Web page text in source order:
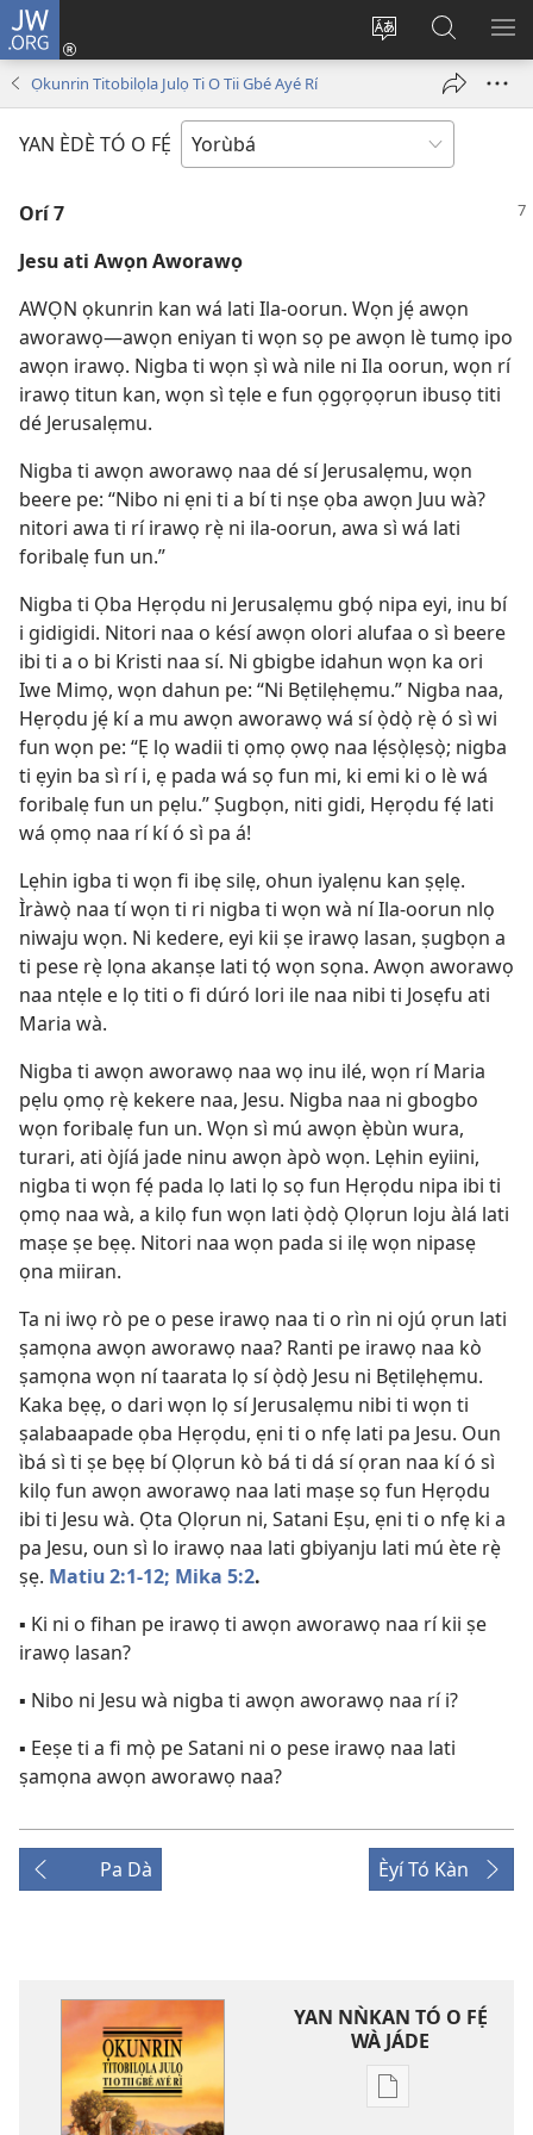
JW.ORG
Yí
pa
Wọlé
(opens
Wa
JW.ORG
Ọkunrin Titobilọla Julọ Ti O Tii Gbé Ayé Rí
YAN ÈDÈ TÓ O FẸ́
Orí 7
Jesu ati Awọn Aworawọ
AWỌN ọkunrin kan wá lati Ila-oorun. Wọn jẹ́ awọn
aworawọ—awọn eniyan ti wọn sọ pe awọn lè tumọ ipo
awọn irawọ. Nigba ti wọn ṣì wà nile ni Ila oorun, wọn rí
irawọ titun kan, wọn sì tẹle e fun ọgọrọọrun ibusọ titi
dé Jerusalẹmu.
Nigba ti awọn aworawọ naa dé sí Jerusalẹmu, wọn
beere pe: “Nibo ni ẹni ti a bí ti nṣe ọba awọn Juu wà?
nitori awa ti rí irawọ rẹ̀ ni ila-oorun, awa sì wá lati
foribalẹ fun un.”
Nigba ti Ọba Hẹrọdu ni Jerusalẹmu gbọ́ nipa eyi, inu bí
i gidigidi. Nitori naa o késí awọn olori alufaa o sì beere
ibi ti a o bi Kristi naa sí. Ni gbigbe idahun wọn ka ori
Iwe Mimọ, wọn dahun pe: “Ni Bẹtilẹhẹmu.” Nigba naa,
Hẹrọdu jẹ́ kí a mu awọn aworawọ wá sí ọ̀dọ̀ rẹ̀ ó sì wi
fun wọn pe: “Ẹ lọ wadii ti ọmọ ọwọ naa lẹ́sọ̀lẹsọ̀; nigba
ti ẹyin ba sì rí i, ẹ pada wá sọ fun mi, ki emi ki o lè wá
foribalẹ fun un pẹlu.” Ṣugbọn, niti gidi, Hẹrọdu fẹ́ lati
wá ọmọ naa rí kí ó sì pa á!
Lẹhin igba ti wọn fi ibẹ silẹ, ohun iyalẹnu kan ṣẹlẹ.
Ìràwọ̀ naa tí wọn ti ri nigba ti wọn wà ní Ila-oorun nlọ
niwaju wọn. Ni kedere, eyi kii ṣe irawọ lasan, ṣugbọn a
ti pese rẹ̀ lọna akanṣe lati tọ́ wọn sọna. Awọn aworawọ
naa ntẹle e lọ titi o fi dúró lori ile naa nibi ti Josẹfu ati
Maria wà.
Nigba ti awọn aworawọ naa wọ inu ilé, wọn rí Maria
pẹlu ọmọ rẹ̀ kekere naa, Jesu. Nigba naa ni gbogbo
wọn foribalẹ fun un. Wọn sì mú awọn ẹ̀bùn wura,
turari, ati òjíá jade ninu awọn àpò wọn. Lẹhin eyiini,
nigba ti wọn fẹ́ pada lọ lati lọ sọ fun Hẹrọdu nipa ibi ti
ọmọ naa wà, a kilọ fun wọn lati ọ̀dọ̀ Ọlọrun loju àlá lati
maṣe ṣe bẹẹ. Nitori naa wọn pada si ilẹ wọn nipasẹ
ọna miiran.
Ta ni iwọ rò pe o pese irawọ naa ti o rìn ni ojú ọrun lati
ṣamọna awọn aworawọ naa? Ranti pe irawọ naa kò
ṣamọna wọn ní taarata lọ sí ọ̀dọ̀ Jesu ni Bẹtilẹhẹmu.
Kaka bẹẹ, o dari wọn lọ sí Jerusalẹmu nibi ti wọn ti
ṣalabaapade ọba Hẹrọdu, ẹni ti o nfẹ lati pa Jesu. Oun
ìbá sì ti ṣe bẹẹ bí Ọlọrun kò bá ti dá sí ọran naa kí ó sì
kilọ fun awọn aworawọ naa lati maṣe sọ fun Hẹrọdu
ibi ti Jesu wà. Ọta Ọlọrun ni, Satani Eṣu, ẹni ti o nfẹ ki a
pa Jesu, oun sì lo irawọ naa lati gbiyanju lati mú ète rẹ̀
ṣẹ. Matiu 2:1-12; Mika 5:2.
▪ Ki ni o fihan pe irawọ ti awọn aworawọ naa rí kii ṣe
irawọ lasan?
▪ Nibo ni Jesu wà nigba ti awọn aworawọ naa rí i?
▪ Eeṣe ti a fi mọ̀ pe Satani ni o pese irawọ naa lati
ṣamọna awọn aworawọ naa?
Pa Dà Èyí Tó Kàn
YAN NǸKAN TÓ O FẸ́
WÀ JÁDE
Bó